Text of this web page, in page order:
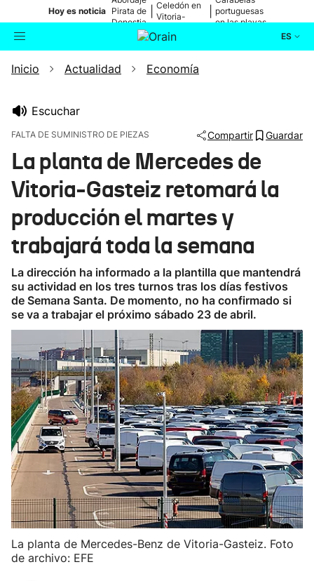
Hoy es noticia Pirata de
Donostia
Celedón en
Vitoria-
portuguesas
en las playas
ES
Buscador Actualidad
Ikusmiran
Eguraldia
Inicio Actualidad Economía
Escuchar
FALTA DE SUMINISTRO DE PIEZAS Compartir Guardar
La planta de Mercedes de
Vitoria-Gasteiz retomará la
producción el martes y
trabajará toda la semana
La dirección ha informado a la plantilla que mantendrá
su actividad en los tres turnos tras los días festivos
de Semana Santa. De momento, no ha confirmado si
se va a trabajar el próximo sábado 23 de abril.
La planta de Mercedes-Benz de Vitoria-Gasteiz. Foto
de archivo: EFE